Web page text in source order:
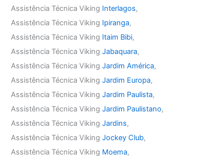
Assistência Técnica Viking Interlagos,
Assistência Técnica Viking Ipiranga,
Assistência Técnica Viking Itaim Bibi,
Assistência Técnica VikingJabaquara,
Assistência Técnica VikingJardim América,
Assistência Técnica VikingJardim Europa,
Assistência Técnica VikingJardim Paulista,
Assistência Técnica VikingJardim Paulistano,
Assistência Técnica VikingJardins,
Assistência Técnica VikingJockey Club,
Assistência Técnica Viking Moema,